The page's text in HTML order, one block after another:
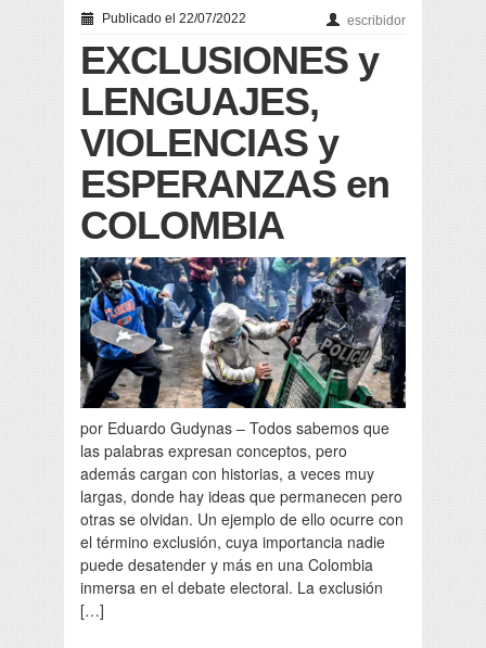
Publicado el 22/07/2022 escribidor
EXCLUSIONES y
LENGUAJES,
VIOLENCIAS y
ESPERANZAS en
COLOMBIA
por Eduardo Gudynas – Todos sabemos que
las palabras expresan conceptos, pero
además cargan con historias, a veces muy
largas, donde hay ideas que permanecen pero
otras se olvidan. Un ejemplo de ello ocurre con
el término exclusión, cuya importancia nadie
puede desatender y más en una Colombia
inmersa en el debate electoral. La exclusión
[…]